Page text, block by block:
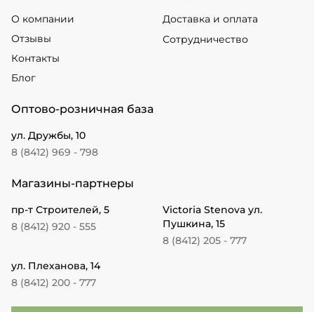
О компании
Отзывы
Контакты
Блог
Доставка и оплата
Сотрудничество
Оптово-розничная база
ул. Дружбы, 10
8 (8412) 969 - 798
Магазины-партнеры
пр-т Строителей, 5
8 (8412) 920 - 555
Victoria Stenova ул.
Пушкина, 15
8 (8412) 205 - 777
ул. Плеханова, 14
8 (8412) 200 - 777